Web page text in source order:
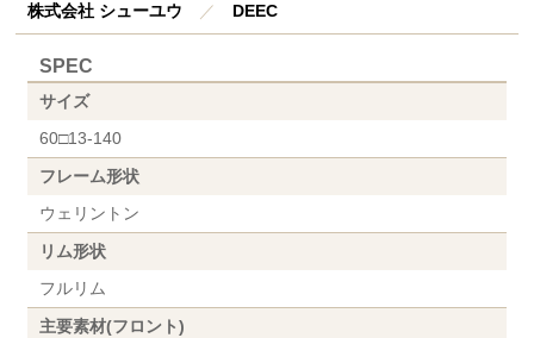
株式会社 シューユウ ／ DEEC
SPEC
サイズ
60□13-140
フレーム形状
ウェリントン
リム形状
フルリム
主要素材(フロント)